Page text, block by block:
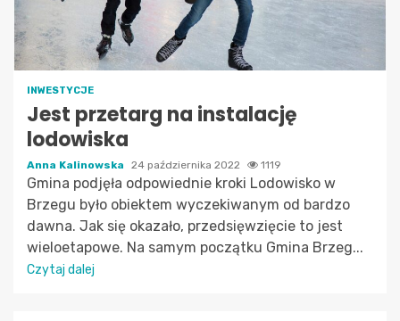
INWESTYCJE
Jest przetarg na instalację
lodowiska
Anna Kalinowska 24 października 2022 1119
Gmina podjęła odpowiednie kroki Lodowisko w
Brzegu było obiektem wyczekiwanym od bardzo
dawna. Jak się okazało, przedsięwzięcie to jest
wieloetapowe. Na samym początku Gmina Brzeg...
Czytaj dalej